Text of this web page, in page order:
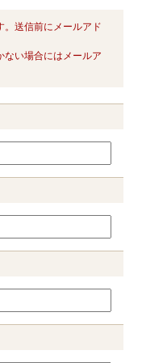
。送信前にメールアド
ない場合にはメールア